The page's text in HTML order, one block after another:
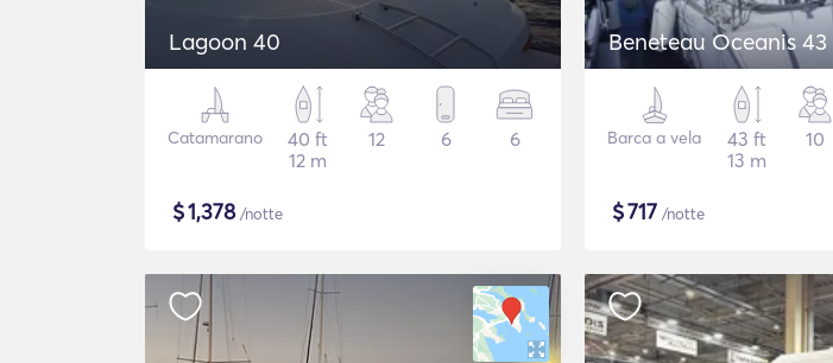
Lagoon 40
Catamarano
40 ft
12 m
12 6 6
$1,378/notte
Beneteau Oceanis 43
Barca a vela
43 ft
13 m
10
$717 /notte